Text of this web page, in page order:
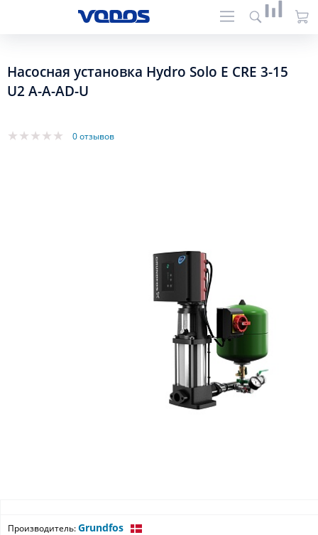
Насосная установка Hydro Solo E CRE 3-15
U2 A-A-AD-U
0 отзывов
Производитель:Grundfos